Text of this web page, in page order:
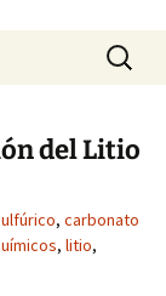
Buscar:
del Litio
, carbonato
, litio,